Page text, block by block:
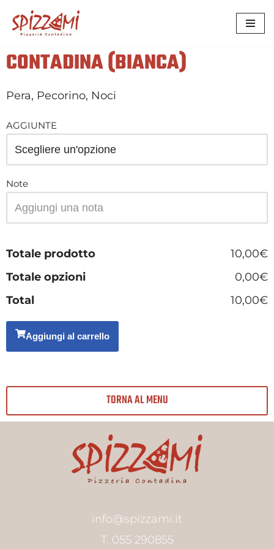
VAI
AL
CONTENUTO
CONTADINA (BIANCA)
Pera, Pecorino, Noci
AGGIUNTE
Note
Totale prodotto
10,00€
Totale opzioni
0,00€
Total
10,00€
Aggiungi al carrello
TORNA AL MENU
info@spizzami.it
T. 055 290855